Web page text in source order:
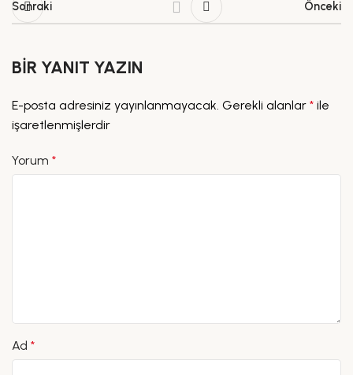
Sonraki Önceki
BIR YANIT YAZIN
E-posta adresiniz yayınlanmayacak. Gerekli alanlar * ile
işaretlenmişlerdir
Yorum *
Ad *